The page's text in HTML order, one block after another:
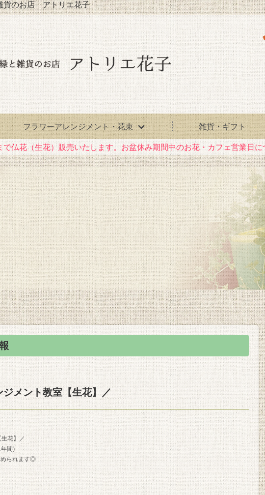
貨のお店 アトリエ花子
フラワーアレンジメント・花束 雑貨・ギフト
で仏花（生花）販売いたします。お盆休み期間中のお花・カフェ営業日に
メント教室【生花】／
花】／
間)
められます◎